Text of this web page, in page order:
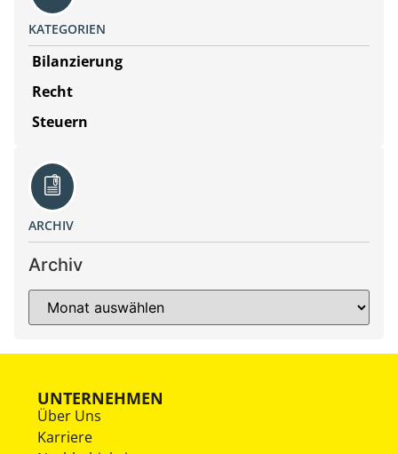
KATEGORIEN
Bilanzierung
Recht
Steuern
ARCHIV
Archiv
UNTERNEHMEN
Über Uns
Karriere